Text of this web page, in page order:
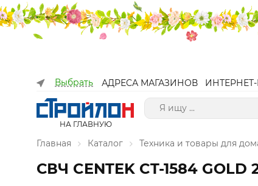
Выбрать АДРЕСА МАГАЗИНОВ
НА ГЛАВНУЮ
Главная Каталог Техника и товары для
СВЧ CENTEK CT-1584 GOLD